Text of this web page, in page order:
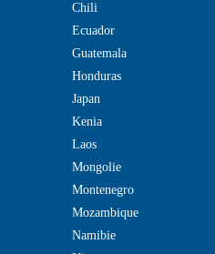
Chili
Ecuador
Guatemala
Honduras
Japan
Kenia
Laos
Mongolie
Montenegro
Mozambique
Namibie